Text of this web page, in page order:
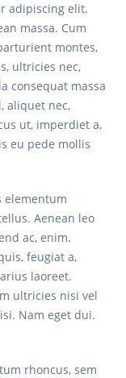
adipiscing elit.
massa. Cum
montes,
ultricies nec,
consequat massa
aliquet nec,
ut, imperdiet a,
eu pede mollis
elementum
Aenean leo
ac, enim.
feugiat a,
laoreet.
ultricies nisi vel
Nam eget dui.
rhoncus, sem